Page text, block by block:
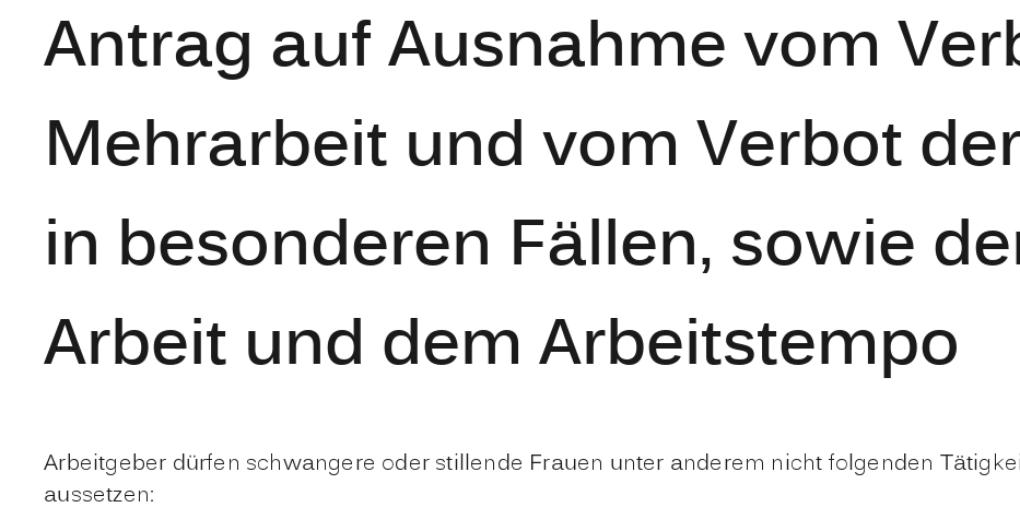
Antrag auf Ausnahme vom
Mehrarbeit und vom Verbot
in besonderen Fällen, sowie
Arbeit und dem Arbeitstempo
Arbeitgeber dürfen schwangere oder stillende Frauen unter anderem nicht folgenden
aussetzen: